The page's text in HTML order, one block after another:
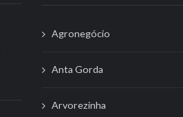
Agronegócio
Anta Gorda
Arvorezinha